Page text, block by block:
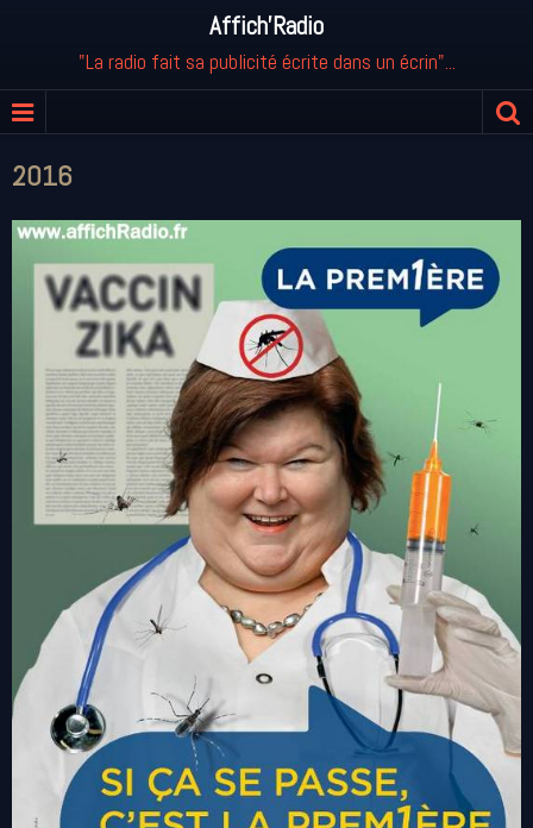
Affich'Radio
"La radio fait sa publicité écrite dans un écrin"...
2016